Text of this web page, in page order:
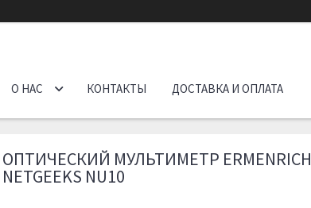
О НАС КОНТАКТЫ ДОСТАВКА И ОПЛАТА
ОПТИЧЕСКИЙ МУЛЬТИМЕТР ERMENRICH
NETGEEKS NU10